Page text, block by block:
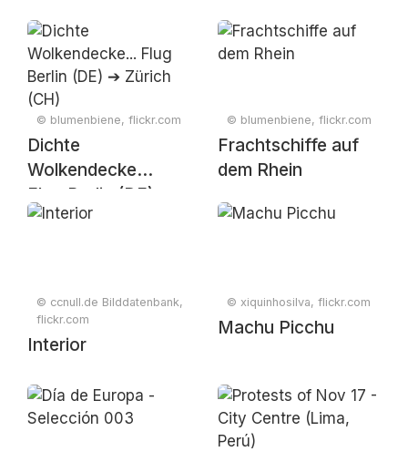
© blumenbiene, flickr.com
Dichte
Wolkendecke...
Flug Berlin (DE) ➔
Zürich (CH)
© blumenbiene, flickr.com
Frachtschiffe auf
dem Rhein
© ccnull.de Bilddatenbank,
flickr.com
Interior
© xiquinhosilva, flickr.com
Machu Picchu